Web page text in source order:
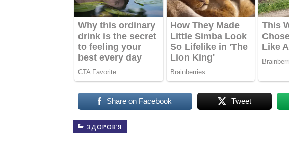
Share on Facebook Tweet
ЗДОРОВ’Я